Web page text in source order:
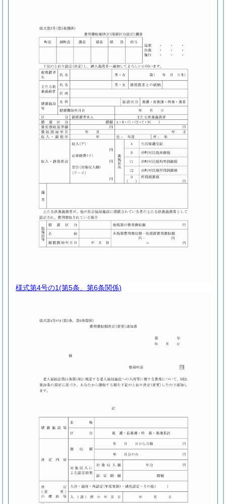
様式第4号の1(第5条、第6条関係)